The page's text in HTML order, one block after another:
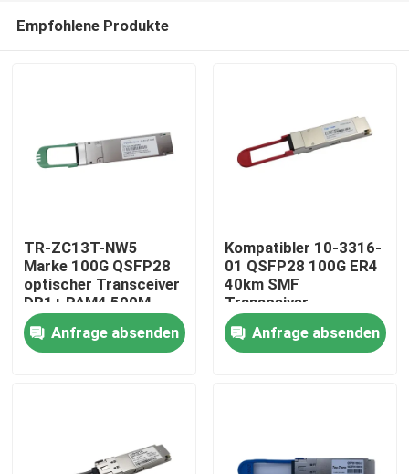
Haus
Empfohlene Produkte
TR-ZC13T-NW5
Marke 100G QSFP28
optischer Transceiver
DR1+ PAM4 500M
Anfrage absenden
Kompatibler 10-3316-
01 QSFP28 100G ER4
40km SMF
Transceiver
Anfrage absenden